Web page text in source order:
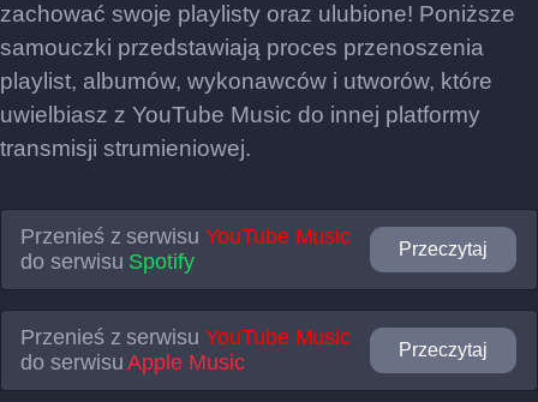
zachować swoje playlisty oraz ulubione! Poniższe
samouczki przedstawiają proces przenoszenia
playlist, albumów, wykonawców i utworów, które
uwielbiasz z YouTube Music do innej platformy
transmisji strumieniowej.
Przenieś z serwisu YouTube Music
do serwisu Spotify
Przeczytaj
Przenieś z serwisu YouTube Music
do serwisuApple Music
Przeczytaj